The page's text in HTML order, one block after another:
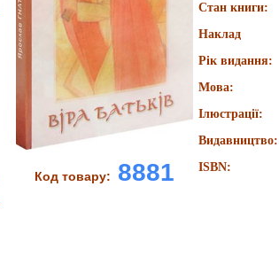
Код товару: 8881
Стан книги:
Наклад
Рік видання:
Мова:
Ілюстрації:
Видавництво:
ISBN: